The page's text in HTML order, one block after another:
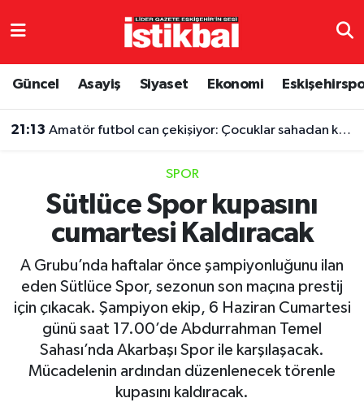
Güncel Asayiş Siyaset Ekonomi
21:13 Amatör futbol can çekişiyor: Çocuklar sahadan koparılıyor
SPOR
Sütlüce Spor kupasını
cumartesi Kaldıracak
A Grubu’nda haftalar önce şampiyonluğunu ilan
eden Sütlüce Spor, sezonun son maçına prestij
için çıkacak. Şampiyon ekip, 6 Haziran Cumartesi
günü saat 17.00’de Abdurrahman Temel
Sahası’nda Akarbaşı Spor ile karşılaşacak.
Mücadelenin ardından düzenlenecek törenle
kupasını kaldıracak.
Eskişehirspor
Spor
Eğitim
Ekonomi
Sağlık
Eskişehir Nöbetçi Eczaneler
TFF 3.Lig 4.Grup Puan Durumu ve Fikstür
Tüm Manşetler
Son Dakika Haberleri
Haber Arşivi